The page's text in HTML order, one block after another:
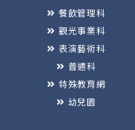
餐飲管理科
觀光事業科
表演藝術科
普通科
特殊教育網
幼兒園